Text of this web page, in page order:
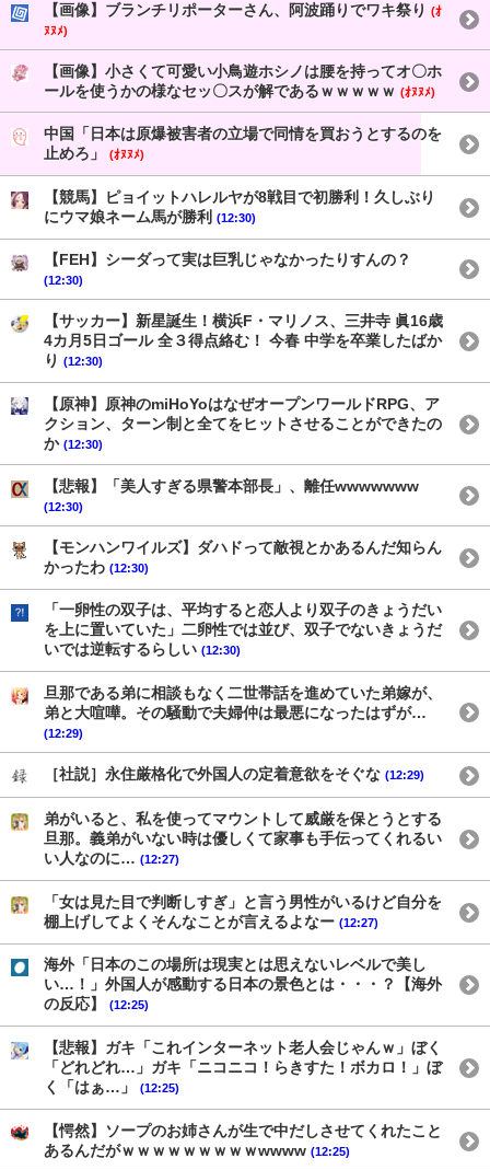
【画像】ブランチリポーターさん、阿波踊りでワキ祭り (ｵ
ﾇﾇﾒ)
【画像】小さくて可愛い小鳥遊ホシノは腰を持ってオ〇ホ
ールを使うかの様なセッ〇スが解であるｗｗｗｗｗ (ｵﾇﾇﾒ)
中国「日本は原爆被害者の立場で同情を買おうとするのを
止めろ」
(ｵﾇﾇﾒ)
【競馬】ピョイットハレルヤが8戦目で初勝利！久しぶり
にウマ娘ネーム馬が勝利 (12:30)
【FEH】シーダって実は巨乳じゃなかったりすんの？
(12:30)
【サッカー】新星誕生！横浜F・マリノス、三井寺 眞16歳
4カ月5日ゴール 全３得点絡む！ 今春 中学を卒業したばか
り (12:30)
【原神】原神のmiHoYoはなぜオープンワールドRPG、ア
クション、ターン制と全てをヒットさせることができたの
か (12:30)
【悲報】「美人すぎる県警本部長」、離任wwwwwww
(12:30)
【モンハンワイルズ】ダハドって敵視とかあるんだ知らん
かったわ (12:30)
「一卵性の双子は、平均すると恋人より双子のきょうだい
を上に置いていた」二卵性では並び、双子でないきょうだ
いでは逆転するらしい (12:30)
旦那である弟に相談もなく二世帯話を進めていた弟嫁が、
弟と大喧嘩。その騒動で夫婦仲は最悪になったはずが…
(12:29)
［社説］永住厳格化で外国人の定着意欲をそぐな (12:29)
弟がいると、私を使ってマウントして威厳を保とうとする
旦那。義弟がいない時は優しくて家事も手伝ってくれるい
い人なのに… (12:27)
「女は見た目で判断しすぎ」と言う男性がいるけど自分を
棚上げしてよくそんなことが言えるよなー (12:27)
海外「日本のこの場所は現実とは思えないレベルで美し
い…！」外国人が感動する日本の景色とは・・・？【海外
の反応】
(12:25)
【悲報】ガキ「これインターネット老人会じゃんｗ」ぼく
「どれどれ…」ガキ「ニコニコ！らきすた！ボカロ！」ぼ
く「はぁ…」
(12:25)
【愕然】ソープのお姉さんが生で中だしさせてくれたこと
あるんだがｗｗｗｗｗｗｗｗｗwwww (12:25)